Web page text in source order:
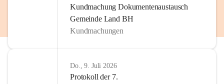
Kundmachung Dokumentenaustausch
Gemeinde Land BH
Kundmachungen
Do., 9. Juli 2026
Protokoll der 7.